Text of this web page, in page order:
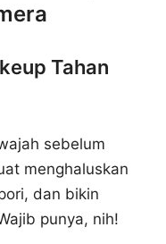
Tahan
sebelum
menghaluskan
dan bikin
punya, nih!